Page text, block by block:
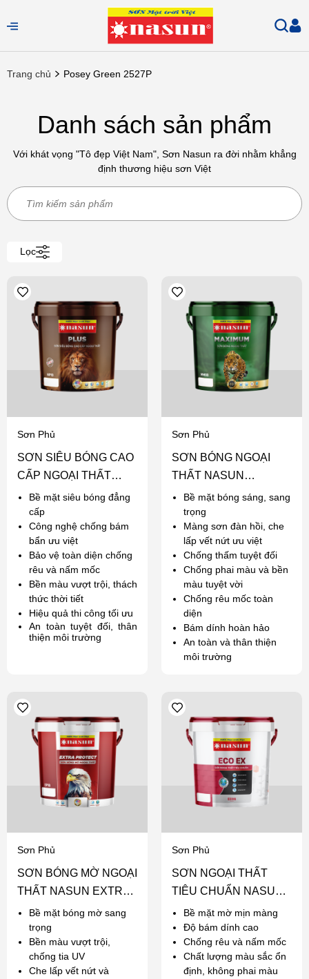
Trang chủ Posey Green 2527P
Danh sách sản phẩm
Với khát vọng "Tô đẹp Việt Nam", Sơn Nasun ra đời nhằm khẳng
định thương hiệu sơn Việt
Lọc
Sơn Phủ
SƠN SIÊU BÓNG CAO
CẤP NGOẠI THẤT
NASUN PLUS
Bề mặt siêu bóng đẳng
cấp
Công nghệ chống bám
bẩn ưu việt
Bảo vệ toàn diện chống
rêu và nấm mốc
Bền màu vượt trội, thách
thức thời tiết
Hiệu quả thi công tối ưu
An toàn tuyệt đối, thân
thiện môi trường
Sơn Phủ
SƠN BÓNG NGOẠI
THẤT NASUN
MAXIMUM
Bề mặt bóng sáng, sang
trọng
Màng sơn đàn hồi, che
lấp vết nứt ưu việt
Chống thấm tuyệt đối
Chống phai màu và bền
màu tuyệt vời
Chống rêu mốc toàn
diện
Bám dính hoàn hảo
An toàn và thân thiện
môi trường
Sơn Phủ
SƠN BÓNG MỜ NGOẠI
THẤT NASUN EXTRA
PROTECT
Bề mặt bóng mờ sang
trọng
Bền màu vượt trội,
chống tia UV
Che lấp vết nứt và
Sơn Phủ
SƠN NGOẠI THẤT
TIÊU CHUẨN NASUN
ECO EX
Bề mặt mờ mịn màng
Độ bám dính cao
Chống rêu và nấm mốc
Chất lượng màu sắc ổn
định, không phai màu